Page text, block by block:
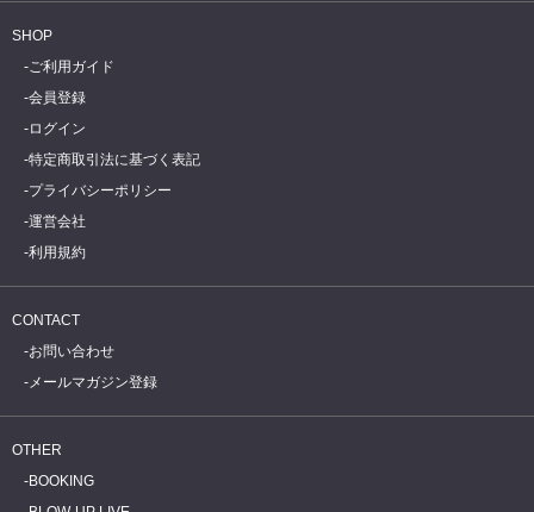
SHOP
ご利用ガイド
会員登録
ログイン
特定商取引法に基づく表記
プライバシーポリシー
運営会社
利用規約
CONTACT
お問い合わせ
メールマガジン登録
OTHER
BOOKING